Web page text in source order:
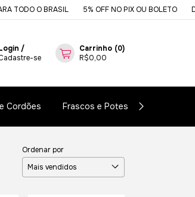
O BRASIL 5% OFF NO PIX OU BOLETO DESDE
/
se
Carrinho (0)
R$0,00
Cordões Frascos e Potes
Ordenar por